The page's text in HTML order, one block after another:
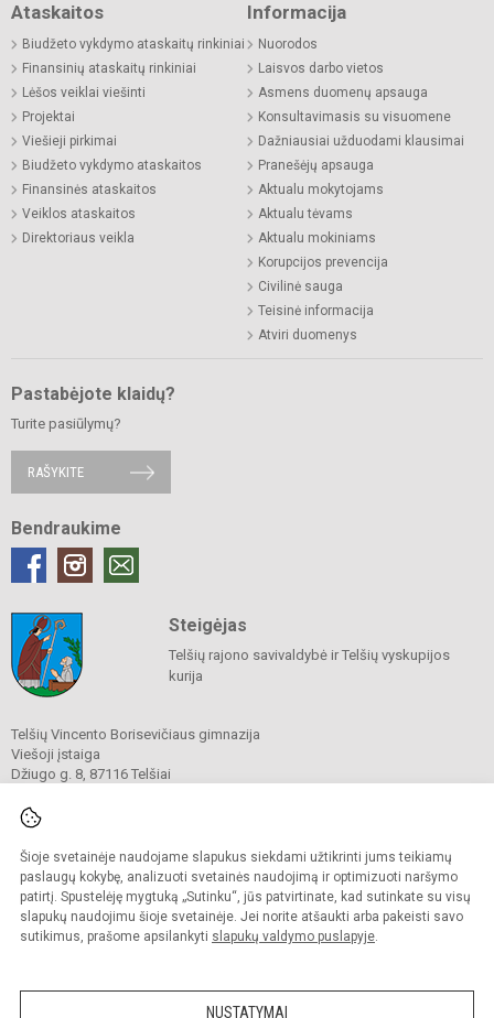
Šioje svetainėje naudojame slapukus siekdami užtikrinti jums teikiamų
paslaugų kokybę, analizuoti svetainės naudojimą ir optimizuoti naršymo
patirtį. Spustelėję mygtuką „Sutinku“, jūs patvirtinate, kad sutinkate su visų
slapukų naudojimu šioje svetainėje. Jei norite atšaukti arba pakeisti savo
sutikimus, prašome apsilankyti slapukų valdymo puslapyje.
NUSTATYMAI
Ataskaitos
Biudžeto vykdymo ataskaitų rinkiniai
Finansinių ataskaitų rinkiniai
Lėšos veiklai viešinti
Projektai
Viešieji pirkimai
Biudžeto vykdymo ataskaitos
Finansinės ataskaitos
Veiklos ataskaitos
Direktoriaus veikla
Informacija
Nuorodos
Laisvos darbo vietos
Asmens duomenų apsauga
Konsultavimasis su visuomene
Dažniausiai užduodami klausimai
Pranešėjų apsauga
Aktualu mokytojams
Aktualu tėvams
Aktualu mokiniams
Korupcijos prevencija
Civilinė sauga
Teisinė informacija
Atviri duomenys
Pastabėjote klaidų?
Turite pasiūlymų?
RAŠYKITE
Bendraukime
Steigėjas
Telšių rajono savivaldybė ir Telšių vyskupijos
kurija
Telšių Vincento Borisevičiaus gimnazija
Viešoji įstaiga
Džiugo g. 8, 87116 Telšiai
El. p.
Duomenys kaupiami ir saugomi
Juridinių asmenų registre
Įmonės kodas 190556414
Kopijuoti turinį be raštiško gimnazijos sutikimo griežtai draudžiama.